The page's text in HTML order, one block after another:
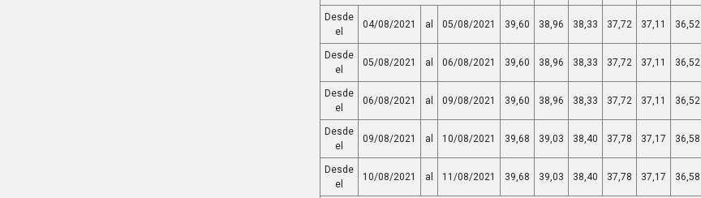
Desde
el
04/08/2021 al 05/08/2021 39,60 38,96 38,33 37,72 37,11 36,52
Desde
el
05/08/2021 al 06/08/2021 39,60 38,96 38,33 37,72 37,11 36,52
Desde
el
06/08/2021 al 09/08/2021 39,60 38,96 38,33 37,72 37,11 36,52
Desde
el
09/08/2021 al 10/08/2021 39,68 39,03 38,40 37,78 37,17 36,58
Desde
el
10/08/2021 al 11/08/2021 39,68 39,03 38,40 37,78 37,17 36,58